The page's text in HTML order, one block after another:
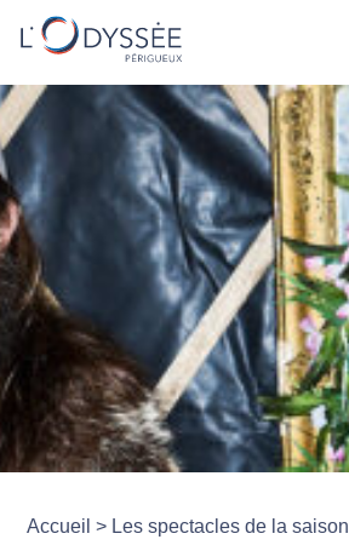
Accueil > Les spectacles de la saison